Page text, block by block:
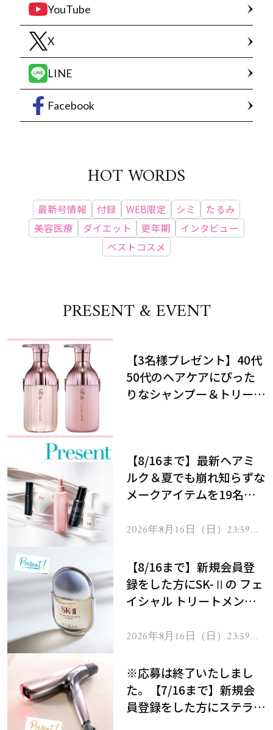
YouTube
X
LINE
Facebook
HOT WORDS
最新号情報 付録 WEB限定 シミ
たるみ
美容医療
ダイエット 更年期
インタビュー
ベストコスメ
PRESENT & EVENT
【3名様プレゼント】40代
50代のヘアケアにぴった
りなシャンプー＆トリート
【8/16まで】最新ヘアミ
ルク＆夏でも崩れ知らずな
メークアイテムを19名様
2026年8月16日（日）23:59ま
【8/16まで】新規会員登
録をした方にSK-Ⅱの フェ
イシャル トリートメント
2026年8月16日（日）23:59ま
※応募は終了いたしまし
た。【7/16まで】新規会
員登録をした方にステラボ